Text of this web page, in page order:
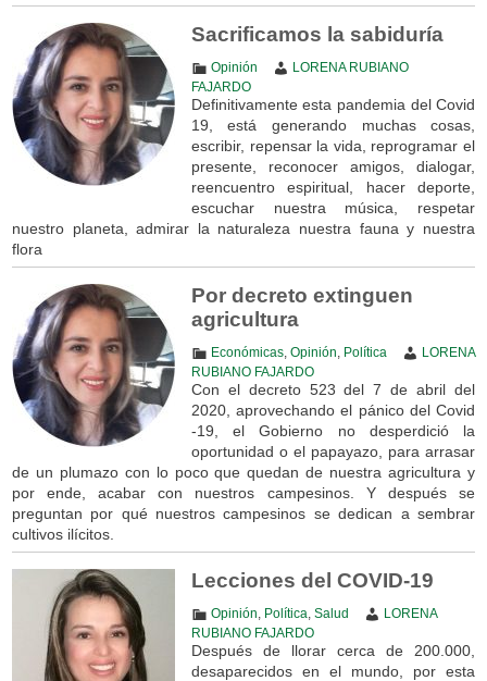
Sacrificamos la sabiduría
Opinión
LORENA RUBIANO
FAJARDO
Definitivamente esta pandemia del Covid
19, está generando muchas cosas,
escribir, repensar la vida, reprogramar el
presente, reconocer amigos, dialogar,
reencuentro espiritual, hacer deporte,
escuchar nuestra música, respetar
nuestro planeta, admirar la naturaleza nuestra fauna y nuestra
flora
Por decreto extinguen
agricultura
Económicas, Opinión Política
LORENA
RUBIANO FAJARDO
Con el decreto 523 del 7 de abril del
2020, aprovechando el pánico del Covid
-19, el Gobierno no desperdició la
oportunidad o el papayazo, para arrasar
de un plumazo con lo poco que quedan de nuestra agricultura y
por ende, acabar con nuestros campesinos. Y después se
preguntan por qué nuestros campesinos se dedican a sembrar
cultivos ilícitos.
Lecciones del COVID-19
Opinión Política Salud
LORENA
RUBIANO FAJARDO
Después de llorar cerca de 200.000,
desaparecidos en el mundo, por esta